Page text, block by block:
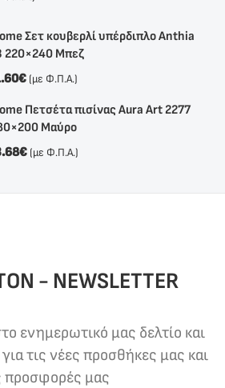
Σετ κουβερλί υπέρδιπλο Anthia
220×240 Μπεζ
€ (με Φ.Π.Α.)
Πετσέτα πισίνας Aura Art 2277
Μαύρο
€ (με Φ.Π.Α.)
- NEWSLETTER
ενημερωτικό μας δελτίο και
τις νέες προσθήκες μας και
προσφορές μας